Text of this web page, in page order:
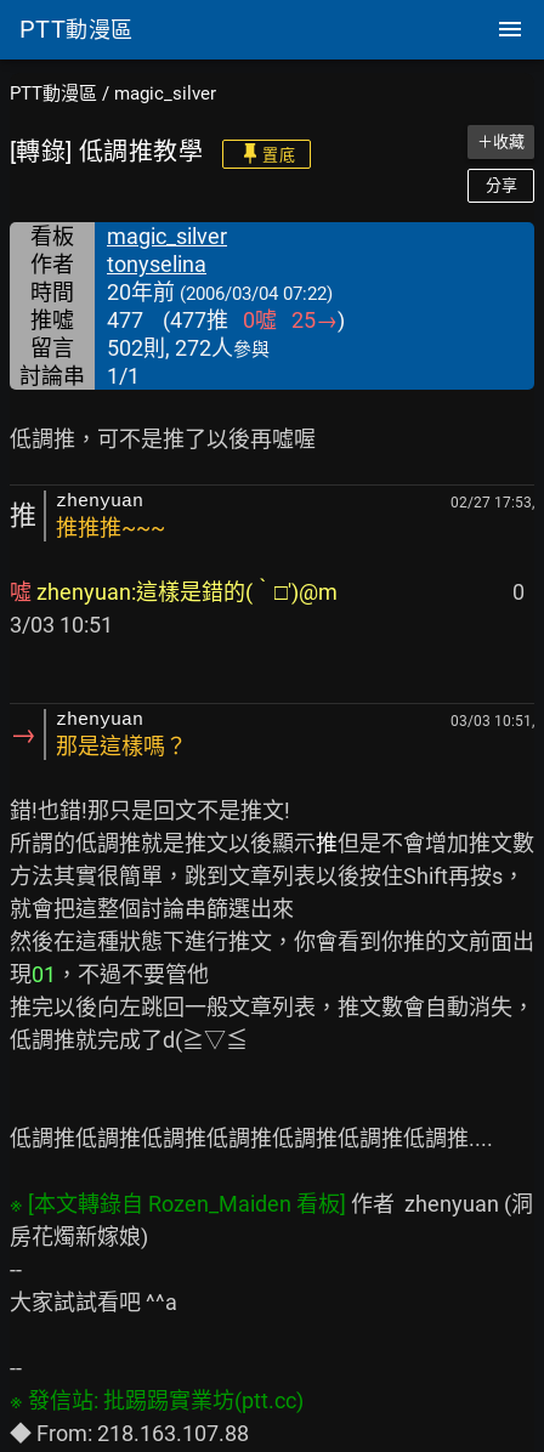
PTT動漫區
PTT動漫區 / magic_silver
[轉錄] 低調推教學 置底
＋收藏
分享
看板
magic_silver
作者
tonyselina
時間
20年前 (2006/03/04 07:22)
推噓 477 (477推 0噓 25→)
留言
502則, 272人參與
討論串 1/1
推 zhenyuan 02/27 17:53,
推推推~~~
噓 zhenyuan:這樣是錯的(‵□′)@m
                                    0
3/03 10:51
→ zhenyuan 03/03 10:51,
那是這樣嗎？
錯!也錯!那只是回文不是推文!
所謂的低調推就是推文以後顯示推但是不會增加推文數
方法其實很簡單，跳到文章列表以後按住Shift再按s，
就會把這整個討論串篩選出來
然後在這種狀態下進行推文，你會看到你推的文前面出
現01 ，不過不要管他
推完以後向左跳回一般文章列表，推文數會自動消失，
低調推就完成了d(≧▽≦
低調推低調推低調推低調推低調推低調推低調推....
※ [本文轉錄自 Rozen_Maiden 看板] 作者  zhenyuan (洞
房花燭新嫁娘)
--
大家試試看吧 ^^a